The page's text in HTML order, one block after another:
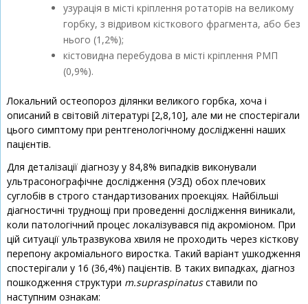
узурація в місті кріплення ротаторів на великому
горбку, з відривом кісткового фрагмента, або без
нього (1,2%);
кістовидна перебудова в місті кріплення РМП
(0,9%).
Локальний остеопороз ділянки великого горбка, хоча і
описаний в світовій літературі [2,8,10], але ми не спостерігали
цього симптому при рентгенологічному дослідженні наших
пацієнтів.
Для деталізації діагнозу у 84,8% випадків виконували
ультрасонографічне дослідження (УЗД) обох плечових
суглобів в строго стандартизованих проекціях. Найбільші
діагностичні труднощі при проведенні дослідження виникали,
коли патологічний процес локалізувався під акроміоном. При
цій ситуації ультразвукова хвиля не проходить через кісткову
перепону акроміального виростка. Такий варіант ушкодження
спостерігали у 16 (36,4%) пацієнтів. В таких випадках, діагноз
пошкодження структури m.supraspinatusставили по
наступним ознакам: